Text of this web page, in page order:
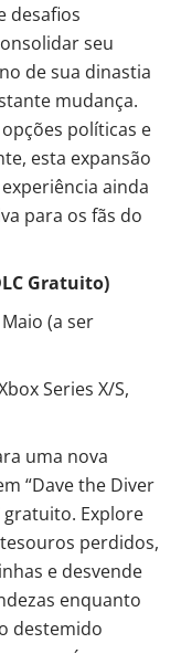
desafios
seu
de sua dinastia
mudança.
políticas e
esta expansão
ainda
para os fãs do
Gratuito)
Maio (a ser
Series X/S,
uma nova
“Dave the Diver
gratuito. Explore
perdidos,
e desvende
enquanto
destemido